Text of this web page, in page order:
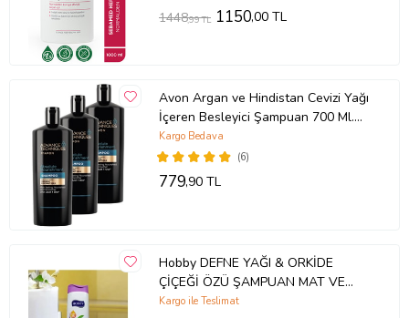
1448,99 TL 1150,00 TL
Avon Argan ve Hindistan Cevizi Yağı
İçeren Besleyici Şampuan 700 Ml.
Üçlü Set
(6)
Kargo Bedava
779,90 TL
Hobby DEFNE YAĞI & ORKİDE
ÇİÇEĞİ ÖZÜ ŞAMPUAN MAT VE
CANSIZ SAÇALR İÇİN
Kargo ile Teslimat